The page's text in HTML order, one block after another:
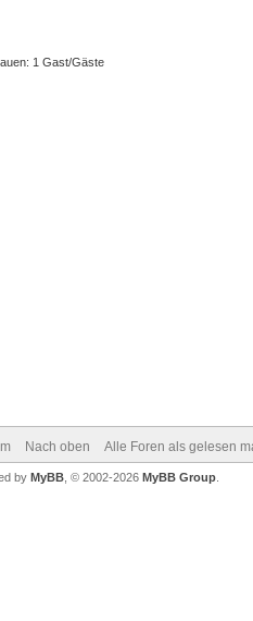
1 Gast/Gäste
Nach oben Alle Foren als gelesen
by MyBB , © 2002-2026 MyBB Group